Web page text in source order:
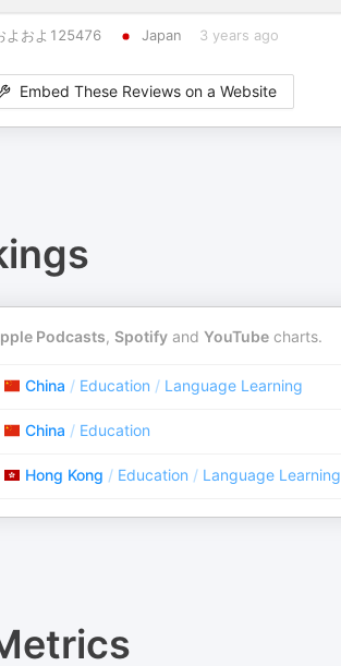
よおよ125476 Japan 3 years ago
Embed These Reviews on a Website
Podcasts, Spotify and YouTube charts.
China / Education / Language Learning
China / Education
Hong Kong / Education / Language Learning